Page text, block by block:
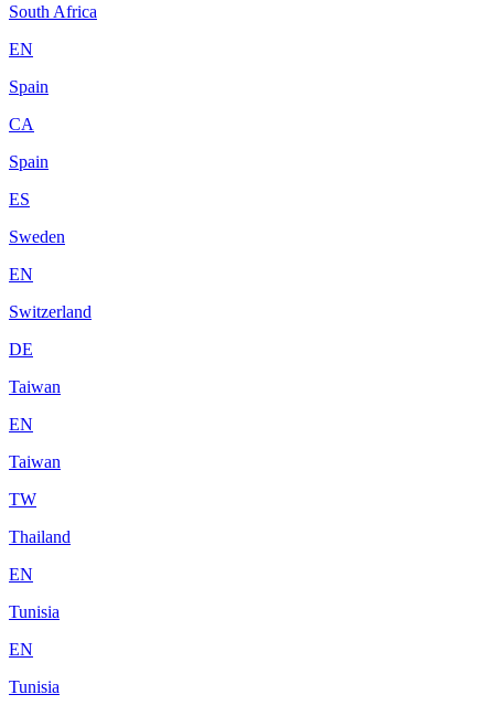
South Africa
EN
Spain
CA
Spain
ES
Sweden
EN
Switzerland
DE
Taiwan
EN
Taiwan
TW
Thailand
EN
Tunisia
EN
Tunisia